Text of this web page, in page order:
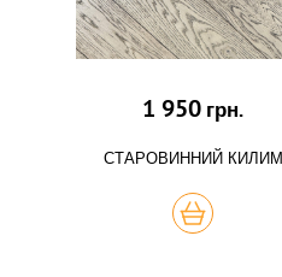
1 950 грн.
СТАРОВИННИЙ КИЛИМ
КУПИТЬ